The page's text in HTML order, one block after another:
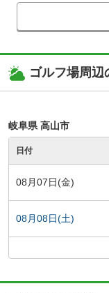
ゴルフ場周辺
岐阜県 高山市
日付
08月07日(金)
08月08日(土)